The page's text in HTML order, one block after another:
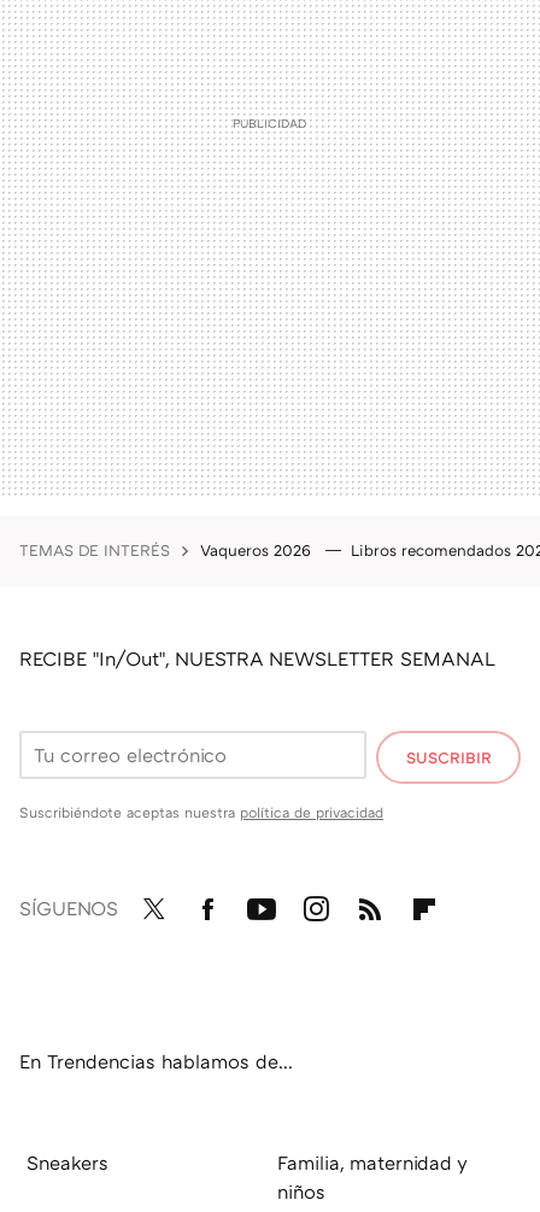
TEMAS DE INTERÉS Vaqueros 2026 Libros recomendados
RECIBE "In/Out", NUESTRA NEWSLETTER SEMANAL
SUSCRIBIR
Suscribiéndote aceptas nuestra política de privacidad
SÍGUENOS
En Trendencias hablamos de...
Sneakers
Familia, maternidad y
niños